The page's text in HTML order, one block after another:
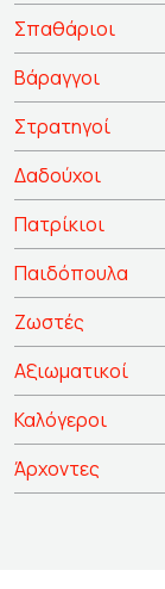
Σπαθάριοι
Βάραγγοι
Στρατηγοί
Δαδούχοι
Πατρίκιοι
Παιδόπουλα
Ζωστές
Αξιωματικοί
Καλόγεροι
Άρχοντες